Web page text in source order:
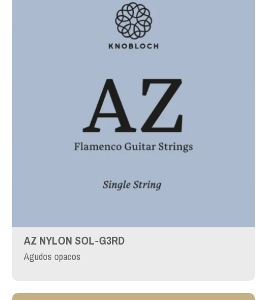
AZ NYLON SOL-G3RD
Agudos opacos